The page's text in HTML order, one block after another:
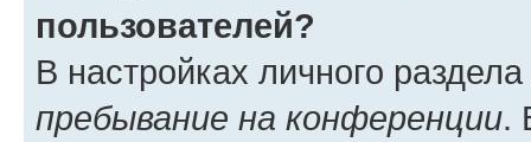
пользователей?
В настройках личного
пребывание на конференции.